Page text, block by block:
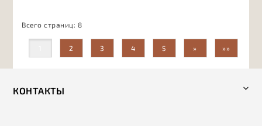
бренды, которые разделяют ценности заботы о
людях, животных и планете.
Всего страниц: 8
2 3 4 5 » »»
КОНТАКТЫ